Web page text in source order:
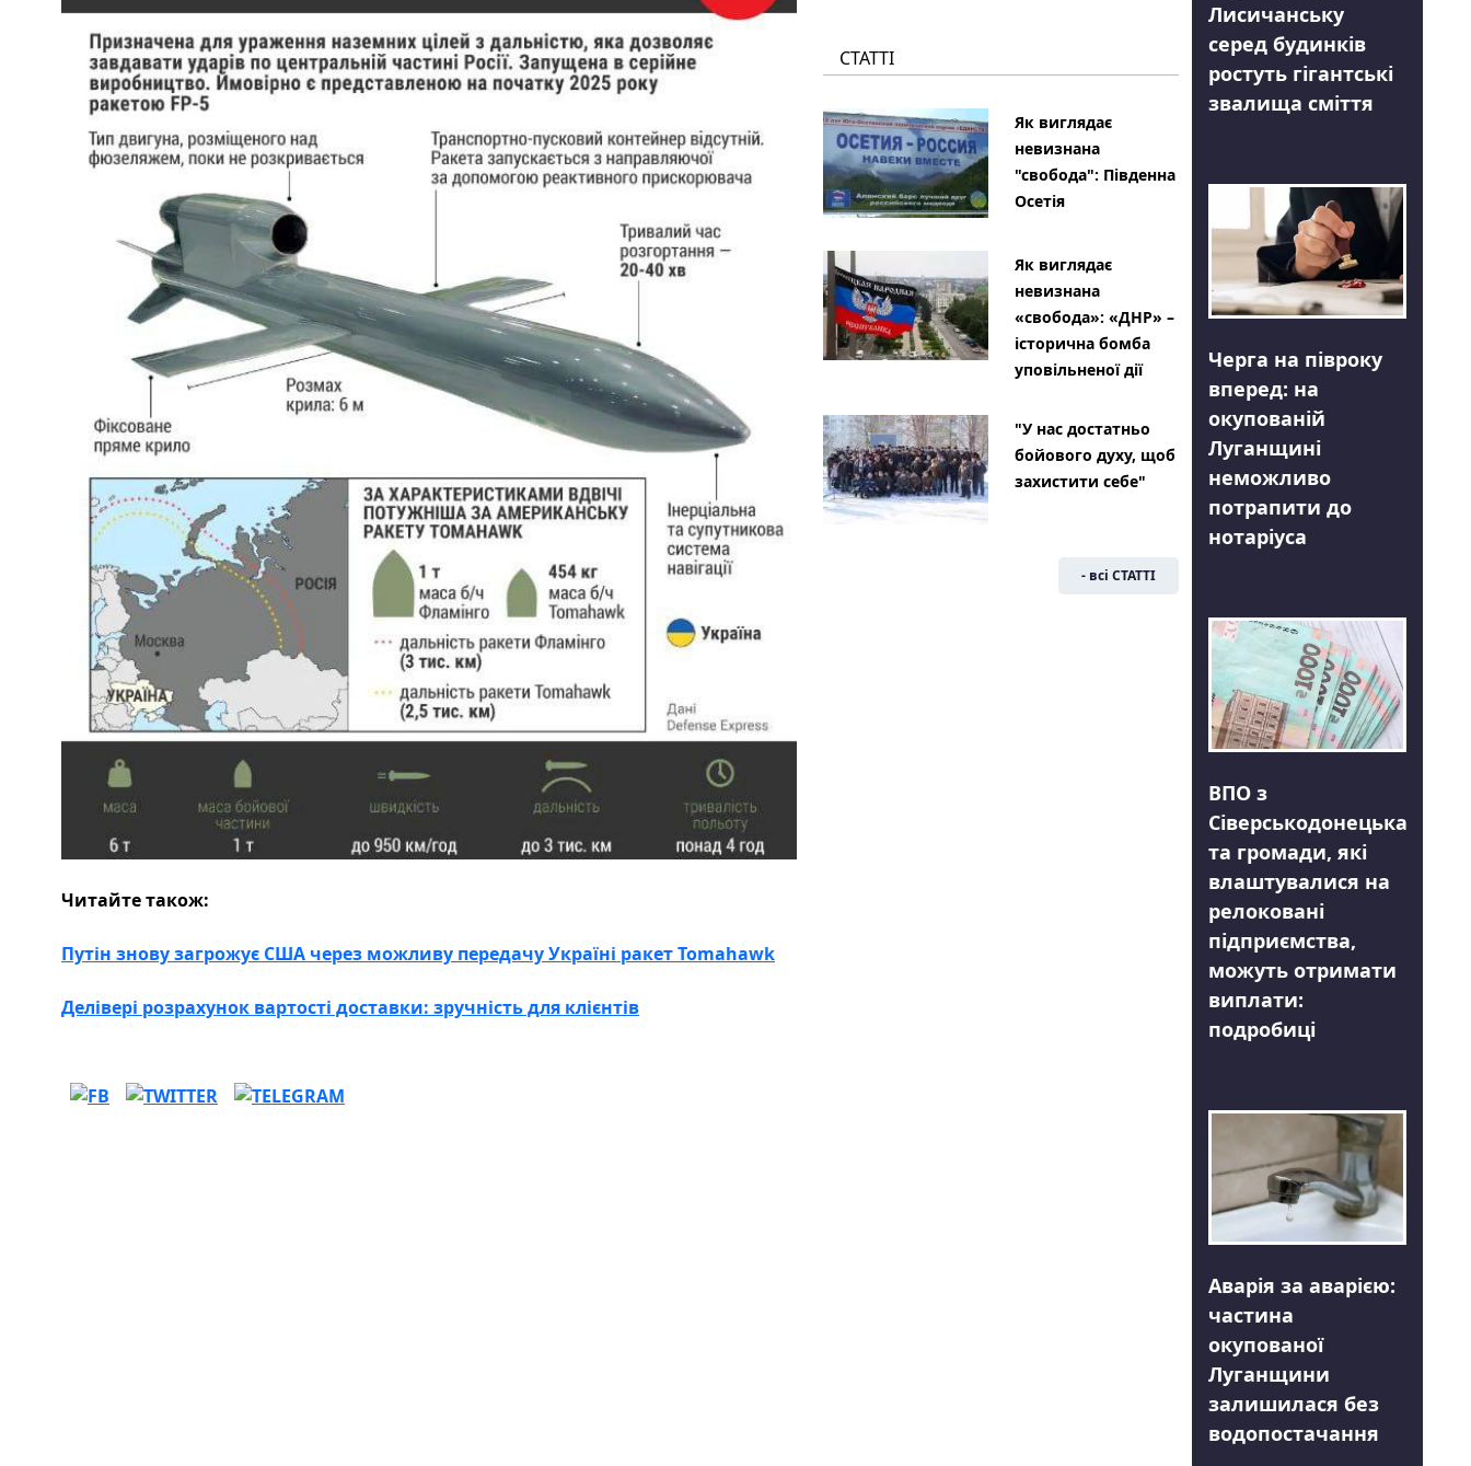
Читайте також:
Путін знову загрожує США через можливу передачу Україні ракет Tomahawk
Делівері розрахунок вартості доставки: зручність для клієнтів
СТАТТІ
Як виглядає
невизнана
"свобода": Південна
Осетія
Як виглядає
невизнана
«свобода»: «ДНР» –
історична бомба
уповільненої дії
"У нас достатньо
бойового духу, щоб
захистити себе"
- всі СТАТТІ
Лисичанську
серед будинків
ростуть гігантські
звалища сміття
Черга на півроку
вперед: на
окупованій
Луганщині
неможливо
потрапити до
нотаріуса
ВПО з
Сіверськодонецька
та громади, які
влаштувалися на
релоковані
підприємства,
можуть отримати
виплати:
подробиці
Аварія за аварією:
частина
окупованої
Луганщини
залишилася без
водопостачання